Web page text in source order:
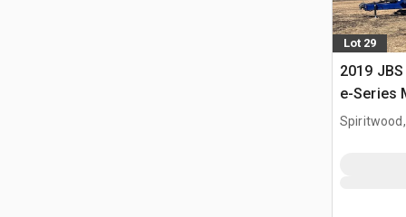
Lot 29
2019
e-Series
Spiritwood,